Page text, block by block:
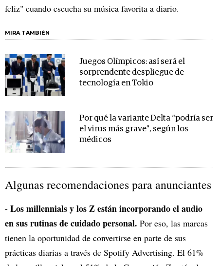
feliz" cuando escucha su música favorita a diario.
MIRA TAMBIÉN
Juegos Olímpicos: así será el
sorprendente despliegue de
tecnología en Tokio
Por qué la variante Delta “podría ser
el virus más grave”, según los
médicos
Algunas recomendaciones para anunciantes
- Los millennials y los Z están incorporando el audio
en sus rutinas de cuidado personal. Por eso, las marcas
tienen la oportunidad de convertirse en parte de sus
prácticas diarias a través de Spotify Advertising. El 61%